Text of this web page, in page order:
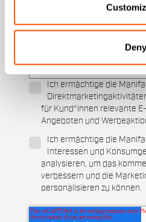
Deny
Ski und Wintersport
Ich ermächtige die
für Kund*innen relevante
Angeboten und
Ich ermächtige die
Interessen und
analysieren, um das
verbessern und die
personalisieren zu können.